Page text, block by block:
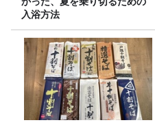
入浴方法